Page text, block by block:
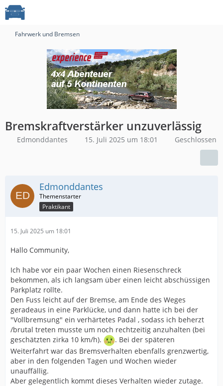
Fahrwerk und Bremsen
Bremskraftverstärker unzuverlässig
Edmonddantes 15. Juli 2025 um 18:01 Geschlossen
Edmonddantes
Praktikant
15. Juli 2025 um 18:01
Hallo Community,
Ich habe vor ein paar Wochen einen Riesenschreck
bekommen, als ich langsam über einen leicht abschüssigen
Parkplatz rollte.
Den Fuss leicht auf der Bremse, am Ende des Weges
geradeaus in eine Parklücke, und dann hatte ich bei der
"Vollbremsung" ein verhärtetes Padal , sodass ich beherzt
/brutal treten musste um noch rechtzeitig anzuhalten (bei
geschätzten zirka 10 km/h).
. Bei der späteren
Weiterfahrt war das Bremsverhalten ebenfalls grenzwertig,
aber in den folgenden Tagen und Wochen wieder
unauffällig.
Aber gelegentlich kommt dieses Verhalten wieder zutage.